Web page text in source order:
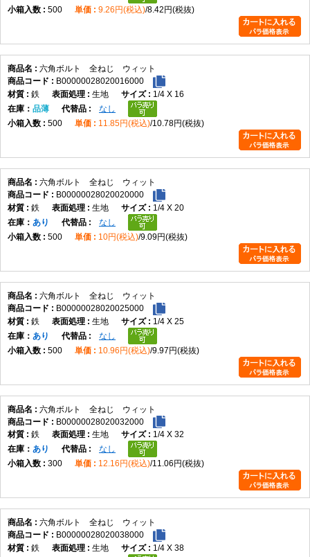
500
9.26円(税込) 8.42円(税抜)
六角ボルト 全ねじ ウィット
B00000028020016000
鉄
生地
1/4 X 16
在庫
品薄
なし
500
11.85円(税込) 10.78円(税抜)
六角ボルト 全ねじ ウィット
B00000028020020000
鉄
生地
1/4 X 20
在庫
あり
なし
500
10円(税込) 9.09円(税抜)
六角ボルト 全ねじ ウィット
B00000028020025000
鉄
生地
1/4 X 25
在庫
あり
なし
500
10.96円(税込) 9.97円(税抜)
六角ボルト 全ねじ ウィット
B00000028020032000
鉄
生地
1/4 X 32
在庫
あり
なし
300
12.16円(税込) 11.06円(税抜)
六角ボルト 全ねじ ウィット
B00000028020038000
鉄
生地
1/4 X 38